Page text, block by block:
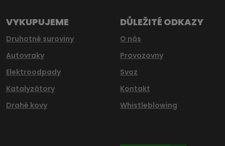
VYKUPUJEME
Druhotné suroviny
Autovraky
Elektroodpady
Katalyzátory
Drahé kovy
DŮLEŽITÉ ODKAZY
O nás
Provozovny
Svoz
Kontakt
Whistleblowing